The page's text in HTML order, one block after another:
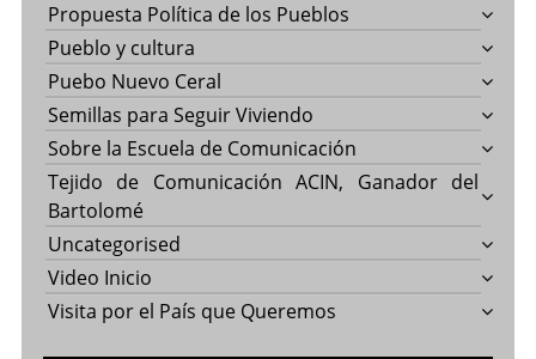
Propuesta Política de los Pueblos
Pueblo y cultura
Puebo Nuevo Ceral
Semillas para Seguir Viviendo
Sobre la Escuela de Comunicación
Tejido de Comunicación ACIN, Ganador del
Bartolomé
Uncategorised
Video Inicio
Visita por el País que Queremos